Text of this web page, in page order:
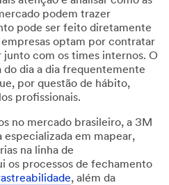
podem trazer
pode ser feito diretamente
optam por contratar
junto com os times internos. O
do dia a dia frequentemente
por questão de hábito,
profissionais.
no mercado brasileiro, a 3M
em mapear,
na linha de
os processos de fechamento
, além da